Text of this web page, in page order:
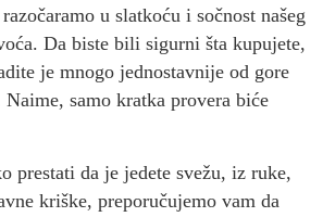
u slatkoću i sočnost našeg
Da biste bili sigurni šta kupujete,
je mnogo jednostavnije od gore
Naime, samo kratka provera biće
prestati da je jedete svežu, iz ruke,
kriške, preporučujemo vam da